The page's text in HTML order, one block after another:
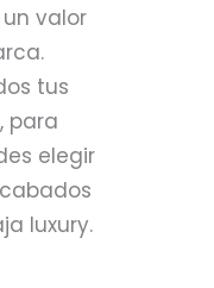
valor
tus
para
elegir
luxury.